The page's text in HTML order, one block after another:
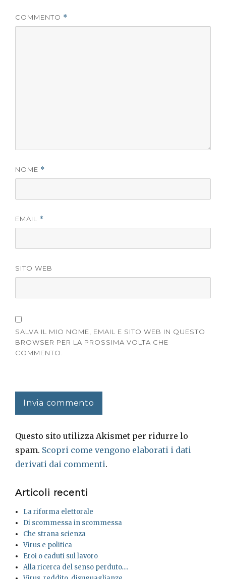
COMMENTO *
NOME *
EMAIL *
SITO WEB
SALVA IL MIO NOME, EMAIL E SITO WEB IN QUESTO
BROWSER PER LA PROSSIMA VOLTA CHE
COMMENTO.
Questo sito utilizza Akismet per ridurre lo
spam. Scopri come vengono elaborati i dati
derivati dai commenti.
Articoli recenti
La riforma elettorale
Di scommessa in scommessa
Che strana scienza
Virus e politica
Eroi o caduti sul lavoro
Alla ricerca del senso perduto….